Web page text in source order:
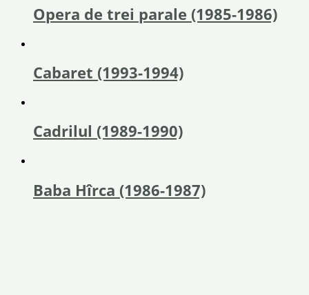
Opera de trei parale (1985-1986)
Cabaret (1993-1994)
Cadrilul (1989-1990)
Baba Hîrca (1986-1987)